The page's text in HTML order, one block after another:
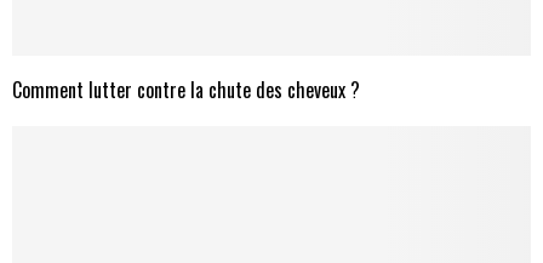
Comment lutter contre la chute des cheveux ?